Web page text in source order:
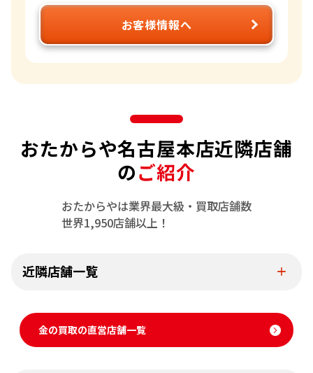
お客様情報へ
おたからや名古屋本店近隣店舗
のご紹介
おたからやは業界最大級・買取店舗数
世界1,950店舗以上！
近隣店舗一覧
金の買取の直営店舗一覧